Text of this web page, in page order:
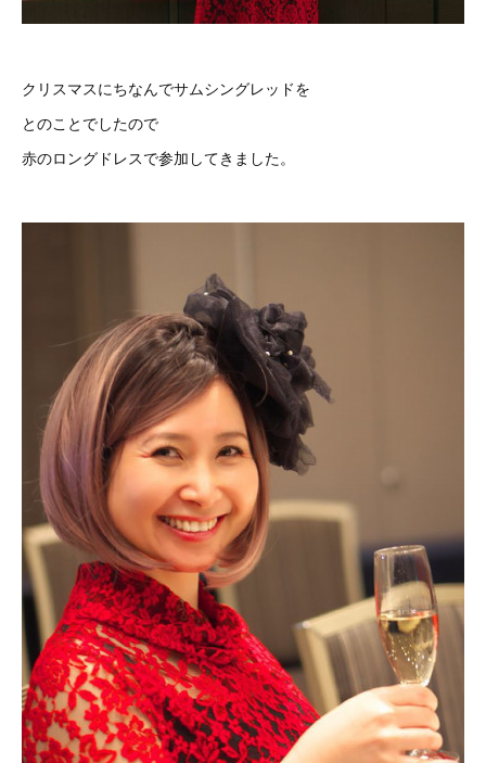
クリスマスにちなんでサムシングレッドを
とのことでしたので
赤のロングドレスで参加してきました。